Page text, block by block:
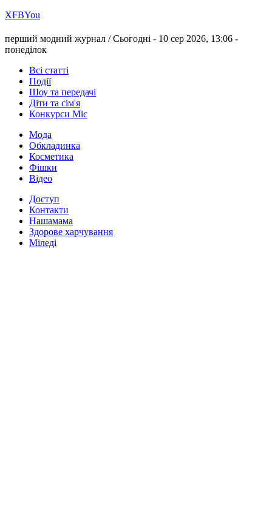
ХFBYou
перший модний журнал /Сьогодні - 10 сер 2026, 13:06 -
понеділок
Всі статті
Події
Шоу та передачі
Діти та сім'я
Конкурси Міс
Мода
Обкладинка
Косметика
Фішки
Відео
Доступ
Контакти
Нашамама
Здорове харчування
Міледі